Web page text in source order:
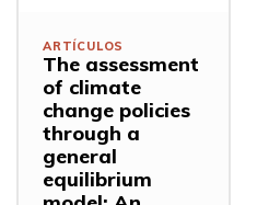
ARTÍCULOS
The assessment
of climate
change policies
through a
general
equilibrium